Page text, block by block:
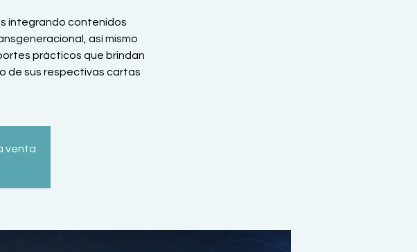
integrando contenidos
así mismo
prácticos que brindan
de sus respectivas cartas
venta